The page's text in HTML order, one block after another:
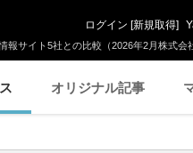
サイト5社との比較（2026年2月株式会
ログイン [新規取得]
オリジナル記事